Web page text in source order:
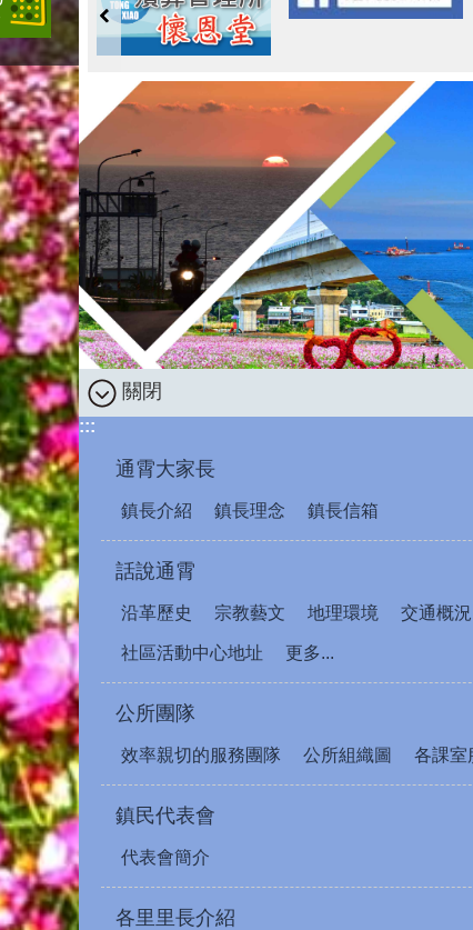
關閉
:::
通霄大家長
鎮長介紹 鎮長理念 鎮長信箱
話說通霄
沿革歷史 宗教藝文 地理環境 交通概況
社區活動中心地址 更多...
公所團隊
效率親切的服務團隊 公所組織圖 各課室
鎮民代表會
代表會簡介
各里里長介紹